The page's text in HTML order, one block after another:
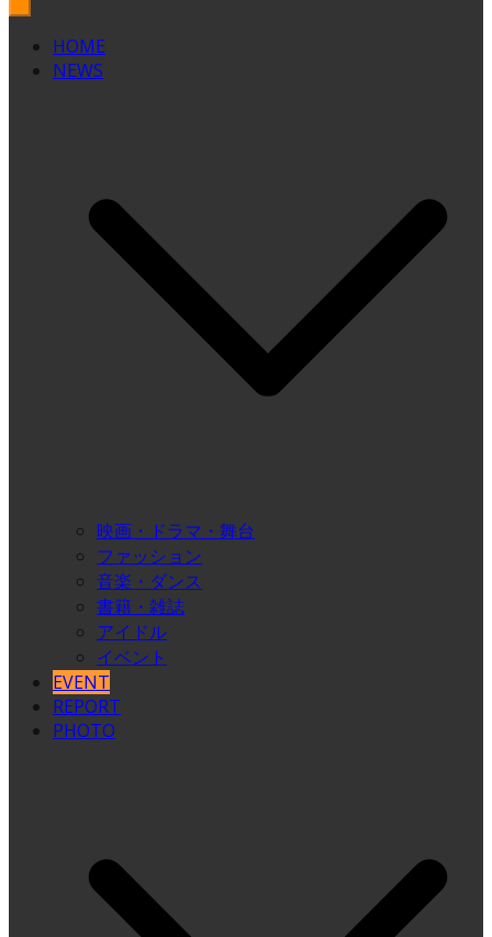
HOME
NEWS
映画・ドラマ・舞台
ファッション
音楽・ダンス
書籍・雑誌
アイドル
イベント
EVENT
REPORT
PHOTO